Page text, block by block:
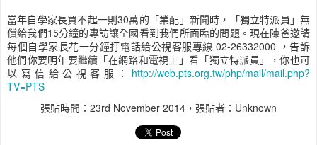
當年自學家長買不起一則30萬的「業配」新聞時，「獨立特派員」無
償給我們15分鐘的專訪讓全國看到我們所面臨的問題。現在陳爸邀請
每個自學家長花一分鐘打電話給公視客服專線 02-26332000 ，告訴
他們你要明年要繼續「在網路和電視上」看「獨立特派員」，你也可
以寫信給公視客服： http://web.pts.org.tw/php/mail/mail.php?
TV=PTS
張貼時間： 23rd November 2014 ，張貼者：Unknown